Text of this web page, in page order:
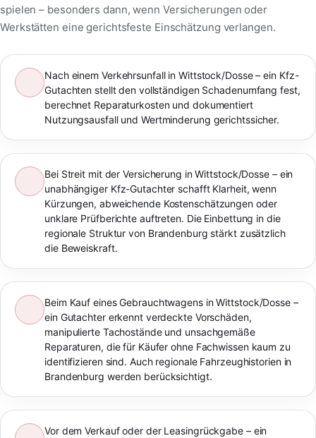
spielen – besonders dann, wenn Versicherungen oder
Werkstätten eine gerichtsfeste Einschätzung verlangen.
Nach einem Verkehrsunfall in Wittstock/Dosse – ein Kfz-
Gutachten stellt den vollständigen Schadenumfang fest,
berechnet Reparaturkosten und dokumentiert
Nutzungsausfall und Wertminderung gerichtssicher.
Bei Streit mit der Versicherung in Wittstock/Dosse – ein
unabhängiger Kfz-Gutachter schafft Klarheit, wenn
Kürzungen, abweichende Kostenschätzungen oder
unklare Prüfberichte auftreten. Die Einbettung in die
regionale Struktur von Brandenburg stärkt zusätzlich
die Beweiskraft.
Beim Kauf eines Gebrauchtwagens in Wittstock/Dosse –
ein Gutachter erkennt verdeckte Vorschäden,
manipulierte Tachostände und unsachgemäße
Reparaturen, die für Käufer ohne Fachwissen kaum zu
identifizieren sind. Auch regionale Fahrzeughistorien in
Brandenburg werden berücksichtigt.
Vor dem Verkauf oder der Leasingrückgabe – ein